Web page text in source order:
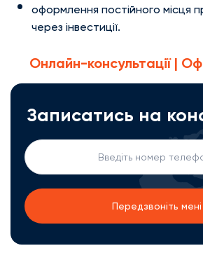
оформлення постійного місця
через інвестиції.
Онлайн-консультації |
Записатись на